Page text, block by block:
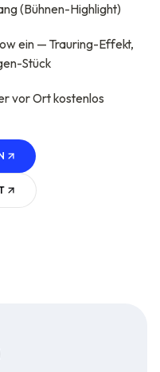
(Bühnen-Highlight)
ein — Trauring-Effekt,
Stück
vor Ort kostenlos